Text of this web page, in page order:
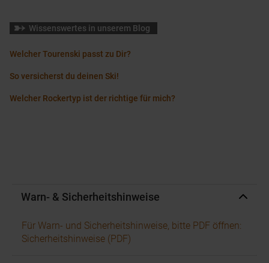
Wissenswertes in unserem Blog
Welcher Tourenski passt zu Dir?
So versicherst du deinen Ski!
Welcher Rockertyp ist der richtige für mich?
Warn- & Sicherheitshinweise
Für Warn- und Sicherheitshinweise, bitte PDF öffnen:
Sicherheitshinweise (PDF)